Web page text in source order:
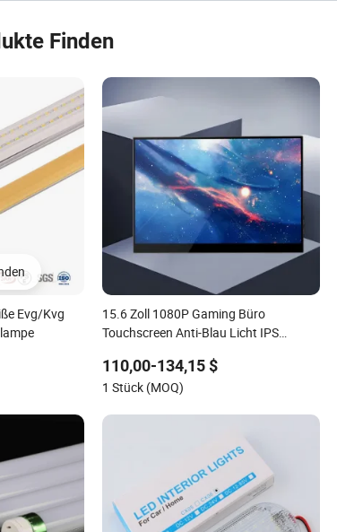
Finden
Evg/Kvg
15.6 Zoll 1080P Gaming Büro
Touchscreen Anti-Blau Licht IPS
Tragbare Maschine Monitor Portatil
Externes Display
110,00-134,15 $
1 Stück (MOQ)